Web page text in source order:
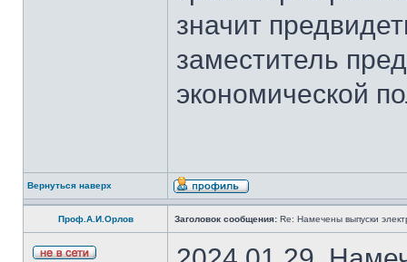
значит
заместитель
экономической
Вернуться наверх
Проф.А.И.Орлов Заголовок сообщения: Re: Намечены выпуски